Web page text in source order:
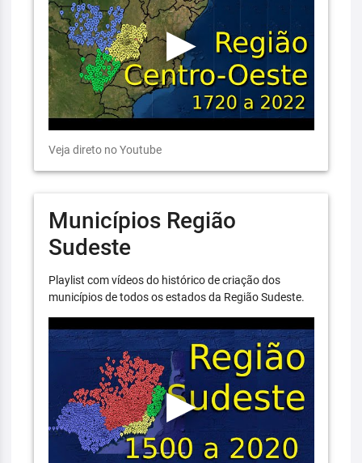
Veja direto no Youtube
Municípios Região
Sudeste
Playlist com vídeos do histórico de criação dos
municípios de todos os estados da Região Sudeste.